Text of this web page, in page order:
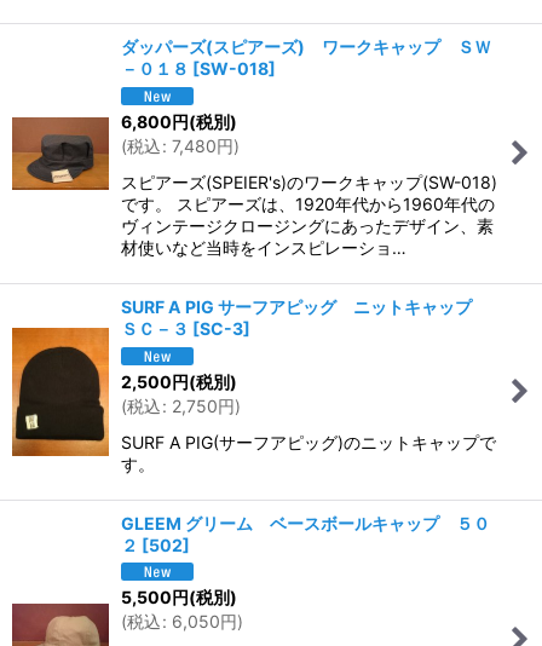
ダッパーズ(スピアーズ) ワークキャップ ＳＷ
－０１８ [SW-018]
6,800円(税別)
(税込: 7,480円)
スピアーズ(SPEIER's)のワークキャップ(SW-018)
です。 スピアーズは、1920年代から1960年代の
ヴィンテージクロージングにあったデザイン、素
材使いなど当時をインスピレーショ…
SURF A PIG サーフアピッグ ニットキャップ
ＳＣ－３ [SC-3]
2,500円(税別)
(税込: 2,750円)
SURF A PIG(サーフアピッグ)のニットキャップで
す。
GLEEM グリーム ベースボールキャップ ５０
２ [502]
5,500円(税別)
(税込: 6,050円)